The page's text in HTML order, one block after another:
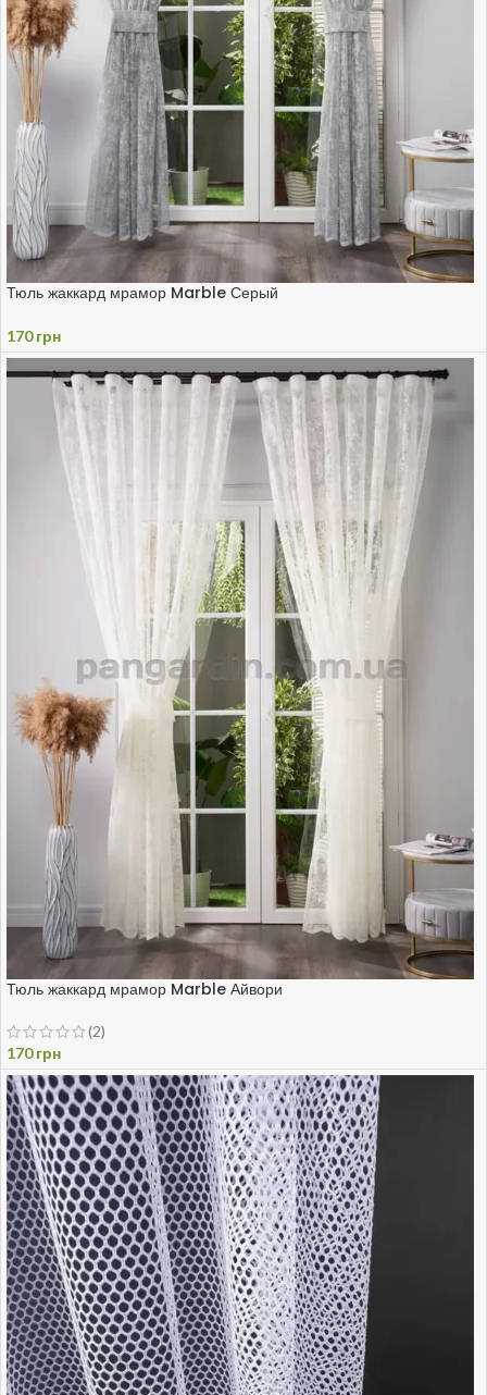
Тюль жаккард мрамор Marble Серый
170грн
Тюль жаккард мрамор Marble Айвори
(2)
170грн